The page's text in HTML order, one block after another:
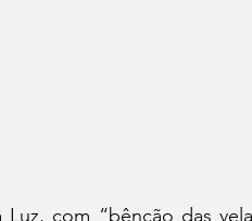
com “bênção das